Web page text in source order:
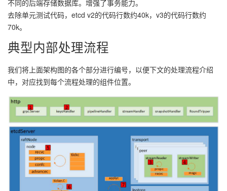
不同的后端存储数据库。增强了事务能力。
去除单元测试代码，etcd v2的代码行数约40k，v3的代码行数约
70k。
典型内部处理流程
我们将上面架构图的各个部分进行编号，以便下文的处理流程介绍
中，对应找到每个流程处理的组件位置。